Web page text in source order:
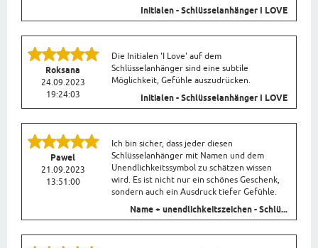
Initialen - Schlüsselanhänger I LOVE
Roksana
24.09.2023
19:24:03
Die Initialen 'I Love' auf dem
Schlüsselanhänger sind eine subtile
Möglichkeit, Gefühle auszudrücken.
Initialen - Schlüsselanhänger I LOVE
Pawel
21.09.2023
13:51:00
Ich bin sicher, dass jeder diesen
Schlüsselanhänger mit Namen und dem
Unendlichkeitssymbol zu schätzen wissen
wird. Es ist nicht nur ein schönes Geschenk,
sondern auch ein Ausdruck tiefer Gefühle.
Name + unendlichkeitszeichen - Schlü...